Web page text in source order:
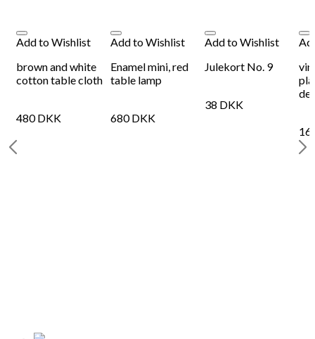
Add to Wishlist
brown and white
cotton table cloth
480DKK
Add to Wishlist
Enamel mini, red
table lamp
680DKK
Add to Wishlist
Julekort No. 9
38 DKK